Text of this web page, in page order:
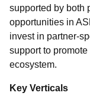
supported by both
opportunities in
invest in partner-
support to
ecosystem.
Key Verticals